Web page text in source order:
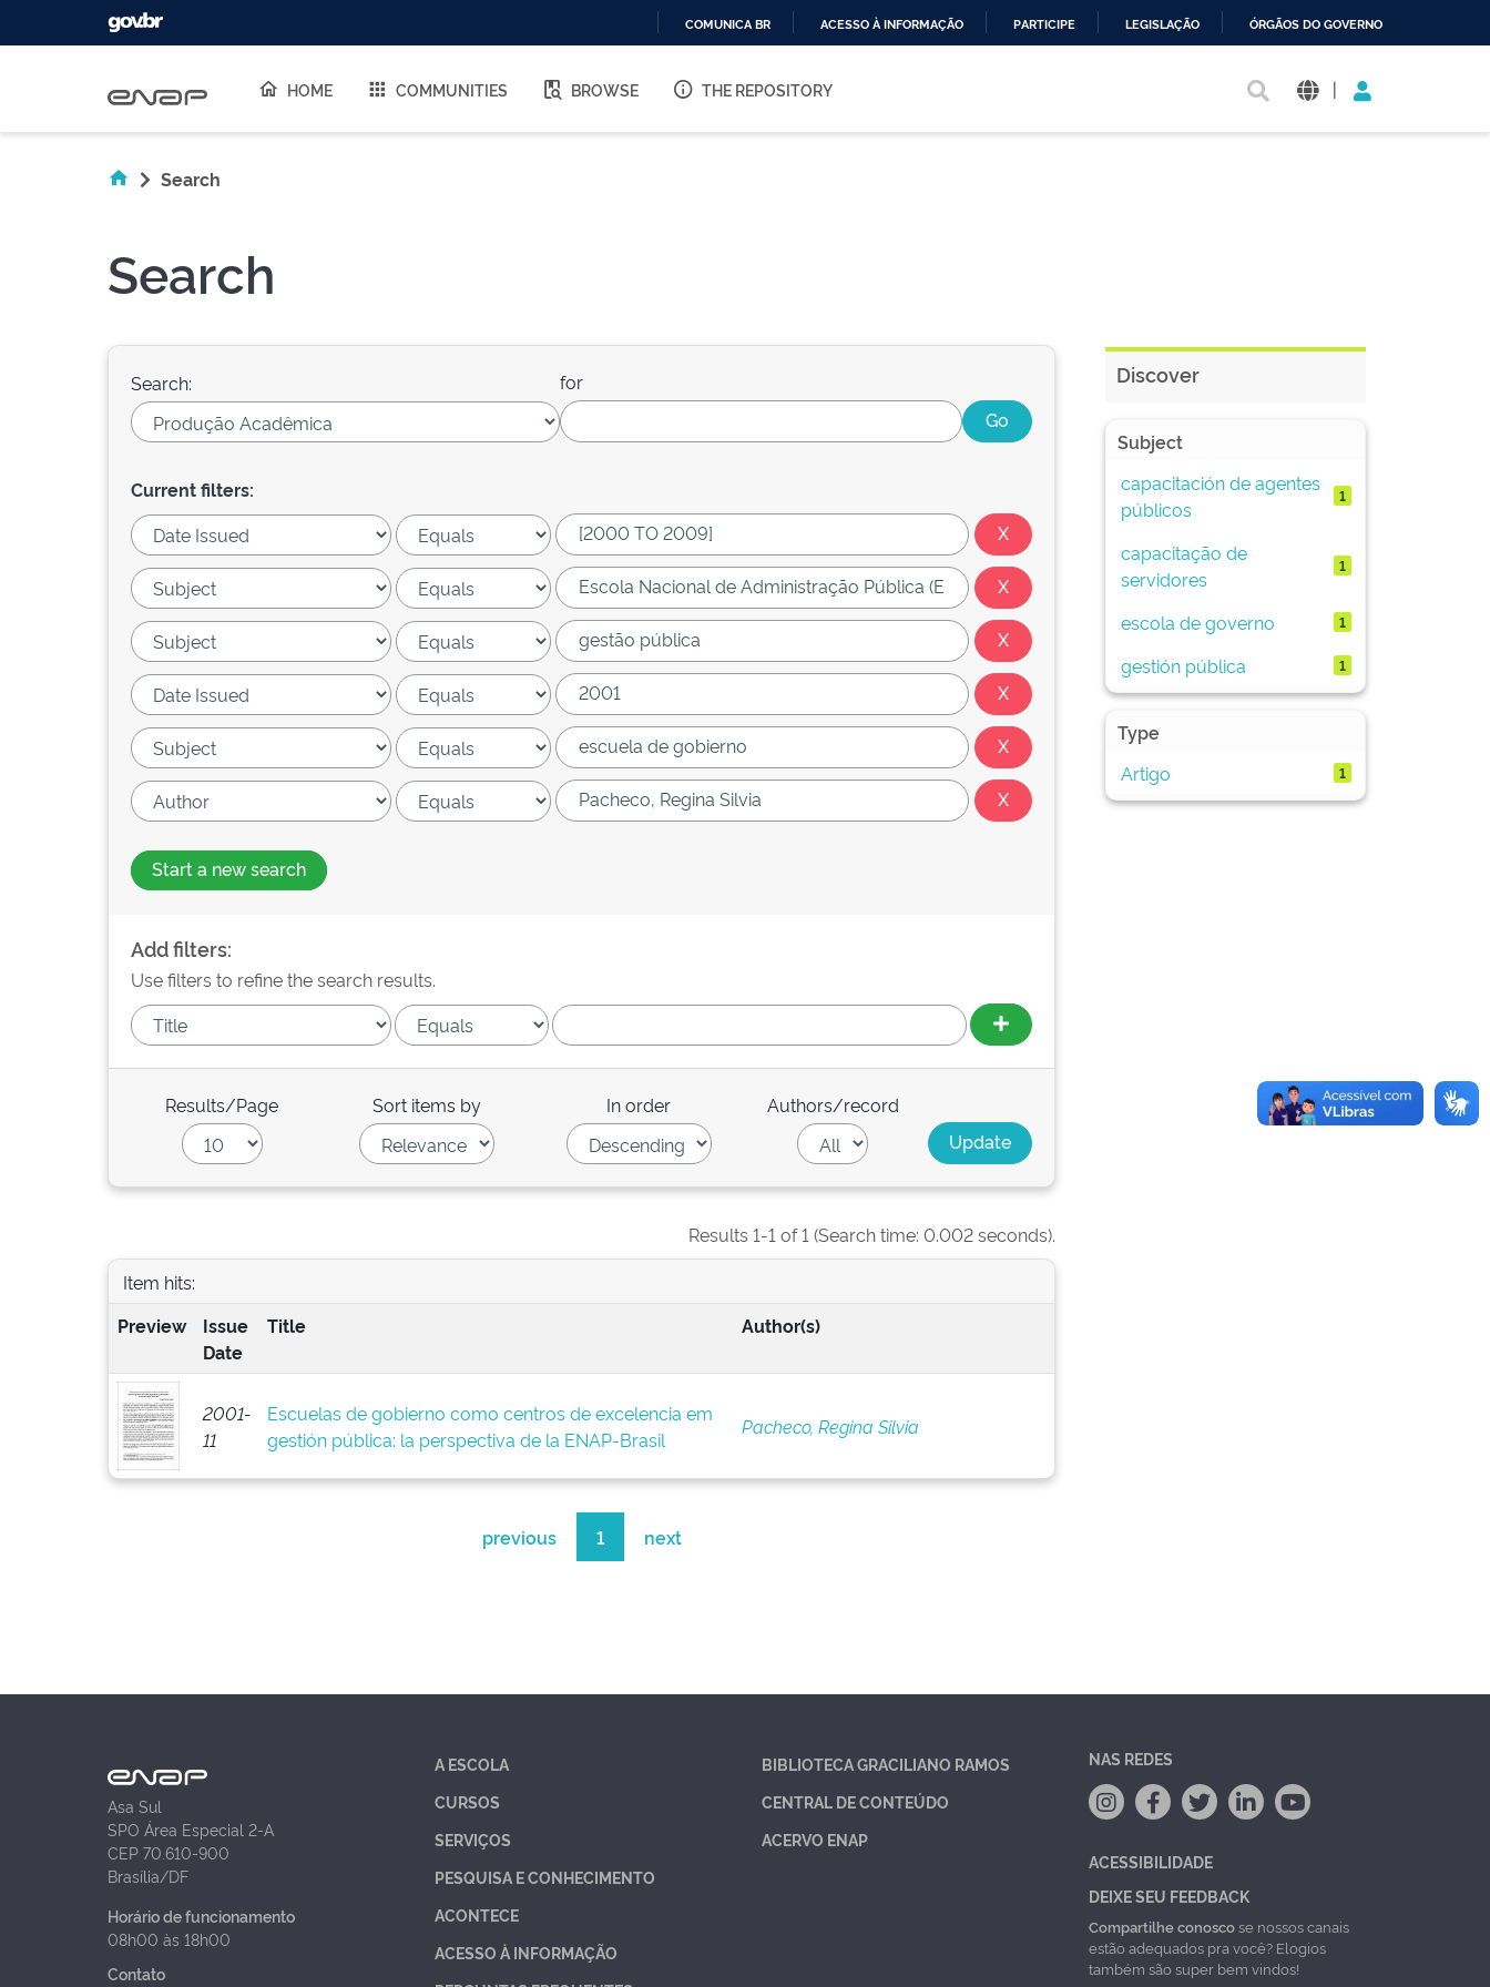
O
COMUNICA BR ACESSO À INFORMAÇÃO PARTICIPE LEGISLAÇÃO ÓRGÃOS DO GOVERNO
HOME COMMUNITIES BROWSE THE REPOSITORY |
Search
Search
Search: for
Current filters:
Start a new search
Add filters:
Use filters to refine the search results.
Results/Page Sort items by In order Authors/record
Results 1-1 of 1 (Search time: 0.002 seconds).
Item hits:
Preview
Issue
Date
Title Author(s)
2001-
11
Escuelas de gobierno como centros de excelencia em
gestión pública: la perspectiva de la ENAP-Brasil
Pacheco, Regina Silvia
previous 1 next
Discover
Subject
capacitación de agentes
públicos
1
capacitação de
servidores
1
escola de governo 1
gestión pública 1
Type
Artigo
1
Asa Sul
SPO Área Especial 2-A
CEP 70.610-900
Brasília/DF
Horário de funcionamento
08h00 às 18h00
Contato
A ESCOLA
CURSOS
SERVIÇOS
PESQUISA E CONHECIMENTO
ACONTECE
ACESSO À INFORMAÇÃO
BIBLIOTECA GRACILIANO RAMOS
CENTRAL DE CONTEÚDO
ACERVO ENAP
NAS REDES
ACESSIBILIDADE
DEIXE SEU FEEDBACK
Compartilhe conoscose nossos canais
estão adequados pra você? Elogios
também são super bem vindos!